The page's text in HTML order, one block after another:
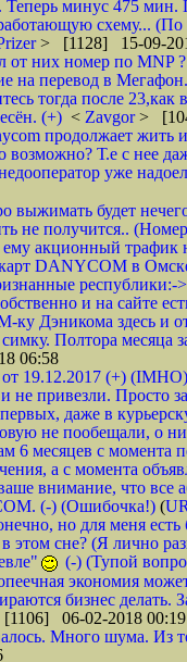
минус 475 мин.
схему...
> [1128] 15-09-
от них номер по MNP
на перевод в
тогда после 23,как
(+) < Zavgor>
продолжает жить
возможно? Т.е с нее
уже
выжимать будет
не получится..
акционный
DANYCOM в
республики:-
и на сайте
Дэникома здесь и
Полтора месяца
06:58
19.12.2017 (+)
не привезли. Просто
даже в
не пообещали, о
6 месяцев с момента
а с момента
внимание, что все
(-) (Ошибочка!) (
но для меня
этом сне? (Я лично
(-) (Тупой
экономия
бизнес делать.
06-02-2018 00:19
Много шума. Из